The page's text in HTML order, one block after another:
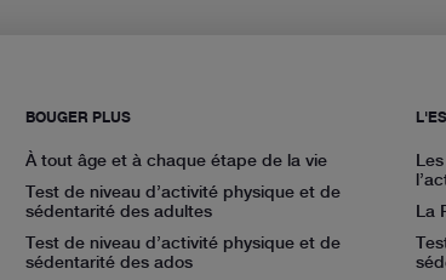
BOUGER PLUS
À tout âge et à chaque étape de la vie
Test de niveau d’activité physique et de
sédentarité des adultes
Test de niveau d’activité physique et de
sédentarité des ados
La